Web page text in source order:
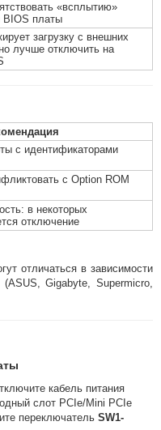
«всплытию»
BIOS платы
загрузку с внешних
лучше отключить на
с идентификаторами
с Option ROM
в некоторых
отключение
отличаться в зависимости
(ASUS, Gigabyte, Supermicro,
кабель питания
слот PCIe/Mini PCIe
переключатель SW1-